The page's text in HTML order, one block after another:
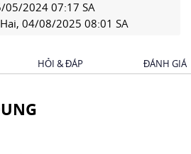
05/2024 07:17 SA
04/08/2025 08:01 SA
HỎI & ĐÁP ĐÁNH GIÁ